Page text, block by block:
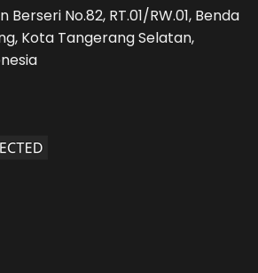
Berseri No.82, RT.01/RW.01, Benda
Kota Tangerang Selatan,